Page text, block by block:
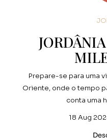
Prepare-se para uma
Oriente, onde o tempo
conta uma
18 Aug